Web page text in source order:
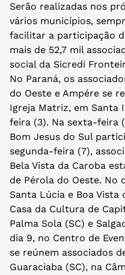
Serão realizadas nos
vários municípios,
facilitar a participação
mais de 52,7 mil
social da Sicredi
No Paraná, os
do Oeste e Ampére se
Igreja Matriz, em Santa
feira (3). Na sexta-feira
Bom Jesus do Sul
segunda-feira (7),
Bela Vista da Caroba
de Pérola do Oeste. No
Santa Lúcia e Boa Vista
Casa da Cultura de
Palma Sola (SC) e
dia 9, no Centro de
se reúnem associados
Guaraciaba (SC), na